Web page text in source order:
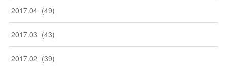
2017.04 (49)
2017.03 (43)
2017.02 (39)